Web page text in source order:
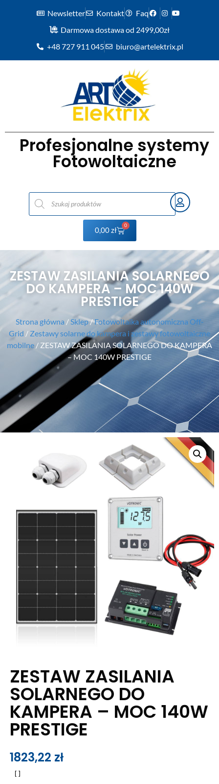
Newsletter Kontakt
Faq
Darmowa dostawa od 2499,00zł
+48 727 911 045
biuro@artelektrix.pl
Profesjonalne systemy
Fotowoltaiczne
0,00zł
0
ZESTAW ZASILANIA SOLARNEGO
DO KAMPERA – MOC 140W
PRESTIGE
Strona główna / Sklep/Fotowoltaika autonomiczna Off-
Grid / Zestawy solarne do kampera i zestawy fotowoltaiczne
mobilne / ZESTAW ZASILANIA SOLARNEGO DO KAMPERA
– MOC 140W PRESTIGE
ZESTAW ZASILANIA
SOLARNEGO DO
KAMPERA – MOC 140W
PRESTIGE
1823,22 zł